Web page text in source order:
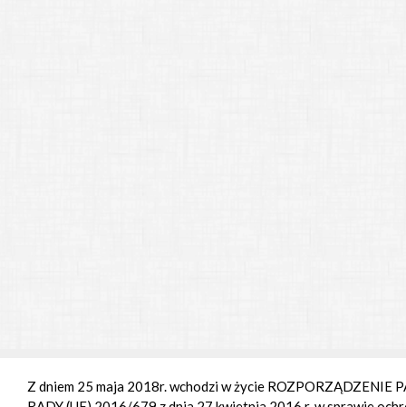
Z dniem 25 maja 2018r. wchodzi w życie ROZPORZĄDZENIE